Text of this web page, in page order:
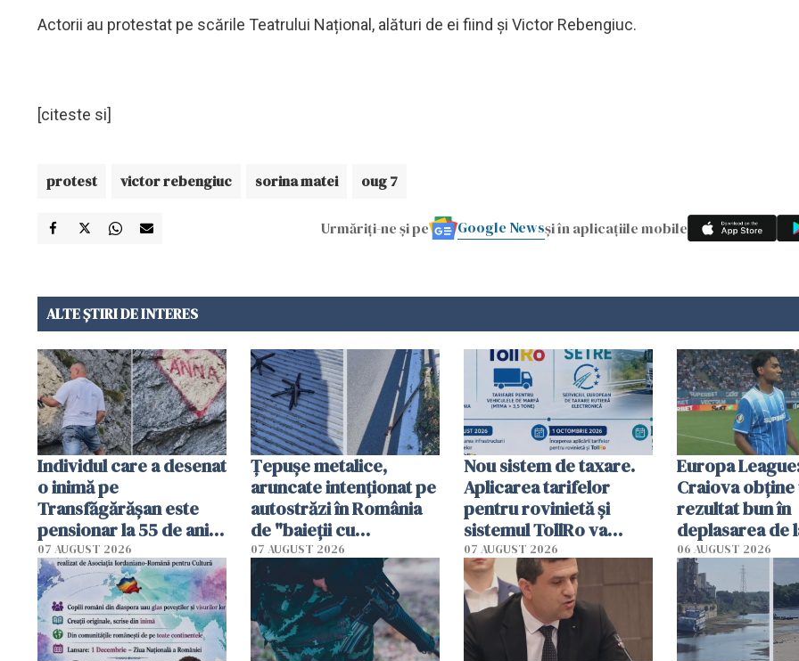
Actorii au protestat pe scările Teatrului Național, alături de ei fiind și Victor Rebengiuc.
[citeste si]
protest victor rebengiuc sorina matei oug 7
Urmăriți-ne și pe Google Newsși în aplicațiile mobile
ALTE ȘTIRI DE INTERES
Individul care a desenat
o inimă pe
Transfăgărășan este
pensionar la 55 de ani.
Poliția l-a identificat
07 AUGUST 2026
Țepușe metalice,
aruncate intenționat pe
autostrăzi în România
de "baieții cu
platforme": "Mi-au
cerut 1200 lei să mă
tracteze"
07 AUGUST 2026
Nou sistem de taxare.
Aplicarea tarifelor
pentru rovinietă şi
sistemul TollRo va
începe la 1 octombrie
07 AUGUST 2026
Europa
Craiova obține
rezultat bun în
deplasarea de
06 AUGUST 2026